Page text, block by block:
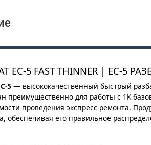
EC-5 FAST THINNER | EC-
5 — высококачественный быстрый
преимущественно для работы с 1К
проведения экспресс-ремонта.
обеспечивая его правильное